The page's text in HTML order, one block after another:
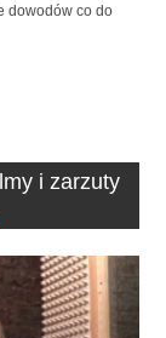
dowodów co do
i zarzuty